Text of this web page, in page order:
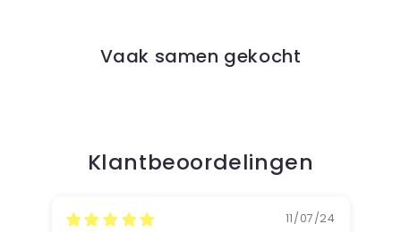
Vaak samen gekocht
Klantbeoordelingen
11/07/24